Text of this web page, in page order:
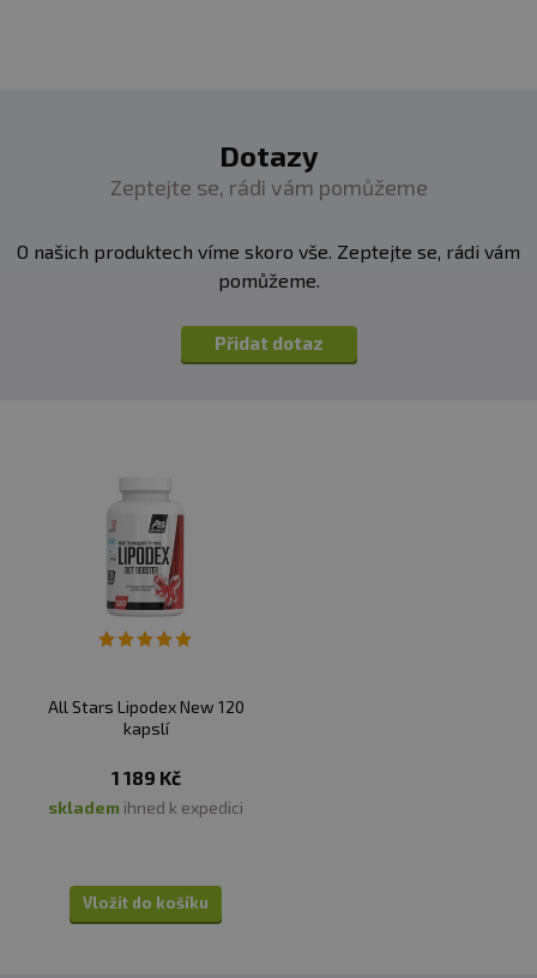
citrát sodný, benzoát sodný, sorbát draselný inositol, FD
& C žlutá, červená, modrá
Niacine
kyselina pantothenová
Vitamín B12
Dotazy
Zeptejte se, rádi vám pomůžeme
O našich produktech víme skoro vše. Zeptejte se, rádi vám
pomůžeme.
Přidat dotaz
All Stars Lipodex New 120
kapslí
1 189 Kč
skladem ihned k expedici
Vložit do košíku